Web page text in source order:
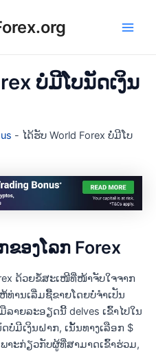
ບໍ່ມີໂບນັດເງິນ
- ໄດ້ຮັບ World Forex ບໍ່ມີໂບ
ຂອງໂລກ Forex
ດ້ວຍຂໍ້ສະເໜີທີ່ໜ້າຈັບໃຈຈາກ
ທ່ານເລີ່ມຊື້ຂາຍໂດຍບໍ່ຈໍາເປັນ
າຍລະອຽດນີ້ delves ເຂົ້າໄປໃນ
ດບໍ່ມີເງິນຝາກ, ເນັ້ນທາງເລືອກ $
າະກ່ຽວກັບຜູ້ທີ່ສາມາດເຂົ້າຮ່ວມ,